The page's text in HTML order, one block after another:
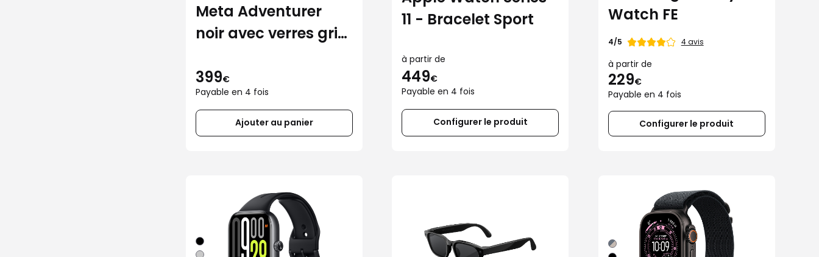
Meta Adventurer
noir avec verres gris
399€
Payable en 4 fois
Ajouter au panier
11 - Bracelet Sport
à partir de
449€
Payable en 4 fois
Configurer le produit
Watch FE
Note
4/5 4 avis
à partir de
229€
Payable en 4 fois
Configurer le produit